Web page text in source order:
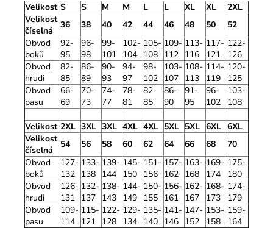
Velikost S S M M L L XL XL
2XL
Velikost
číselná
36 38 40 42 44 46 48 50
52
Obvod
boků
92-
95
96-
98
99-
101
102-
104
105-
108
109-
112
113-
116
117-
121
122-
126
Obvod
hrudi
82-
85
86-
89
90-
93
94-
97
98-
102
103-
107
108-
113
114-
119
120-
125
Obvod
pasu
66-
69
70-
73
74-
77
78-
81
82-
85
86-
90
91-
95
96-
102
103-
108
Velikost 2XL 3XL 3XL 4XL 4XL 5XL 5XL 6XL 6XL
Velikost
číselná
54 56 58 60 62 64 66 68
70
Obvod
boků
127-
132
133-
138
139-
144
145-
150
151-
156
157-
162
163-
168
169-
174
175-
180
Obvod
hrudi
126-
131
132-
137
138-
143
144-
149
150-
155
156-
161
162-
167
168-
173
174-
179
Obvod
pasu
109-
114
115-
121
122-
128
129-
134
135-
140
141-
146
147-
152
153-
158
159-
164